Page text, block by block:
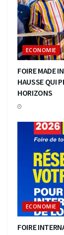
ECONOMIE
FOIRE MADE
HAUSSE QUI
HORIZONS
ECONOMIE
FOIRE